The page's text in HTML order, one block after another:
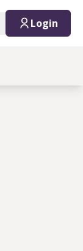
Login